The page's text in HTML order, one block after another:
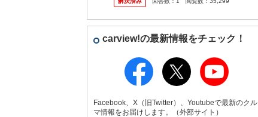
carview!の最新情報をチェック！
Facebook、X（旧Twitter）、Youtubeで最新のクル
マ情報をお届けします。（外部サイト）